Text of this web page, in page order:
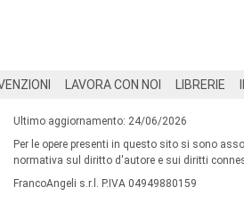
LAVORA CON NOI LIBRERIE
Ultimo aggiornamento: 24/06/2026
Per le opere presenti in questo sito si sono
normativa sul diritto d'autore e sui diritti
FrancoAngeli s.r.l. P.IVA 04949880159